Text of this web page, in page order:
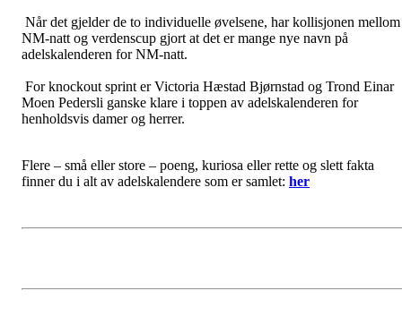
Når det gjelder de to individuelle øvelsene, har kollisjonen mellom
NM-natt og verdenscup gjort at det er mange nye navn på
adelskalenderen for NM-natt.
For knockout sprint er Victoria Hæstad Bjørnstad og Trond Einar
Moen Pedersli ganske klare i toppen av adelskalenderen for
henholdsvis damer og herrer.
Flere – små eller store – poeng, kuriosa eller rette og slett fakta
finner du i alt av adelskalendere som er samlet: her